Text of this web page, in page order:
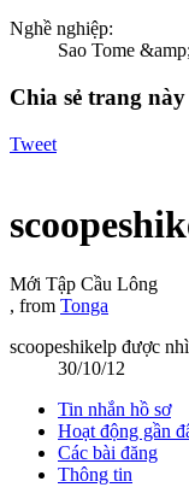
Nghề nghiệp:
Sao Tome
Chia sẻ trang này
Tweet
Mới Tập Cầu Lông
, from Tonga
scoopeshikelp được
30/10/12
Tin nhắn hồ sơ
Hoạt động gần
Các bài đăng
Thông tin